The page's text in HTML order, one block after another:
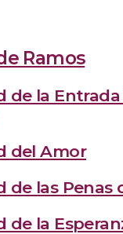
Ramos
de la
del Amor
de las Penas
de la